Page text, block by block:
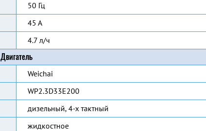
50 Гц
45 А
4.7 л/ч
Двигатель
Weichai
WP2.3D33E200
дизельный, 4-х тактный
жидкостное